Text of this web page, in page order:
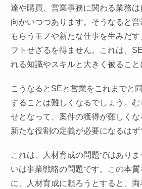
達や購買、営業事務に関わる業務
向かいつつあります。そうなると
もらうモノや新たな仕事を生みだ
フトせざるを得ません。これは、
れる知識やスキルと大きく被ること
こうなるとSEと営業をこれまでと
することは難しくなるでしょう。
せとなって、案件の獲得が難しくな
新たな役割の定義が必要になるはず
これは、人材育成の問題ではあり
いは事業戦略の問題です。この本質
に、人材育成に頼ろうとすると、